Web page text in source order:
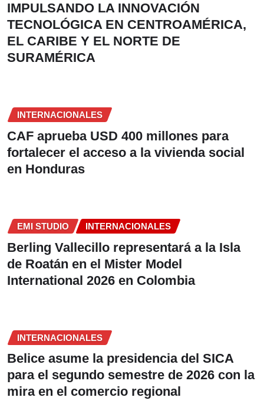
IMPULSANDO LA INNOVACIÓN
TECNOLÓGICA EN CENTROAMÉRICA,
EL CARIBE Y EL NORTE DE
SURAMÉRICA
INTERNACIONALES
CAF aprueba USD 400 millones para
fortalecer el acceso a la vivienda social
en Honduras
EMI STUDIO INTERNACIONALES
Berling Vallecillo representará a la Isla
de Roatán en el Mister Model
International 2026 en Colombia
INTERNACIONALES
Belice asume la presidencia del SICA
para el segundo semestre de 2026 con la
mira en el comercio regional